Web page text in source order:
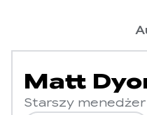
Matt
Starszy